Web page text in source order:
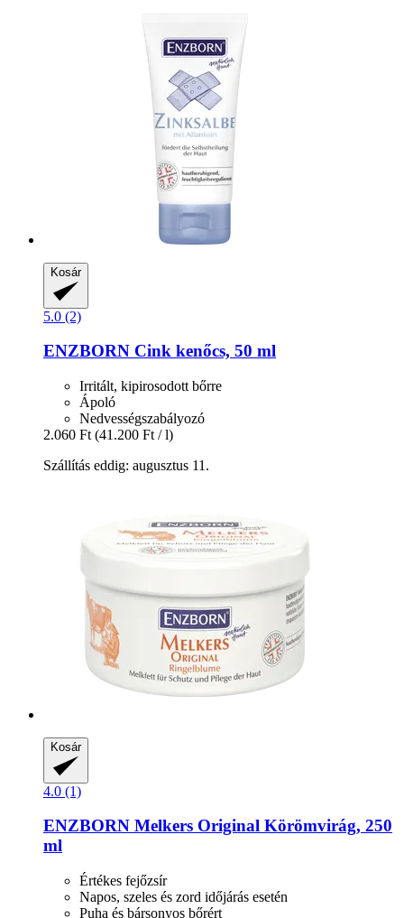
Kosár
5.0 (2)
ENZBORN Cink kenőcs, 50 ml
Irritált, kipirosodott bőrre
Ápoló
Nedvességszabályozó
2.060 Ft (41.200 Ft / l)
Szállítás eddig: augusztus 11.
Kosár
4.0 (1)
ENZBORN Melkers Original Körömvirág, 250
ml
Értékes fejőzsír
Napos, szeles és zord időjárás esetén
Puha és bársonyos bőrért